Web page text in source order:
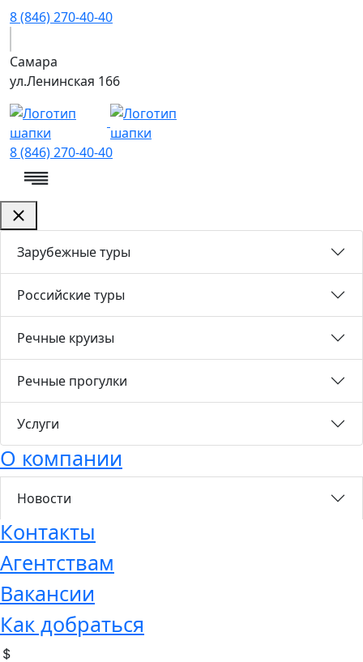
8 (846) 270-40-40
Самара
ул.Ленинская 166
8 (846) 270-40-40
Зарубежные туры
Российские туры
Речные круизы
Речные прогулки
Услуги
О компании
Новости
Контакты
Агентствам
Вакансии
Как добраться